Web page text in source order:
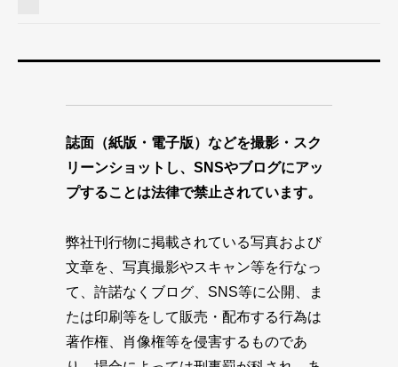
誌面（紙版・電子版）などを撮影・スク
リーンショットし、SNSやブログにアッ
プすることは法律で禁止されています。
弊社刊行物に掲載されている写真および
文章を、写真撮影やスキャン等を行なっ
て、許諾なくブログ、SNS等に公開、ま
たは印刷等をして販売・配布する行為は
著作権、肖像権等を侵害するものであ